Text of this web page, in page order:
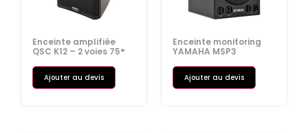
Enceinte amplifiée
QSC K12 – 2 voies 75°
Ajouter au devis
Enceinte monitoring
YAMAHA MSP3
Ajouter au devis